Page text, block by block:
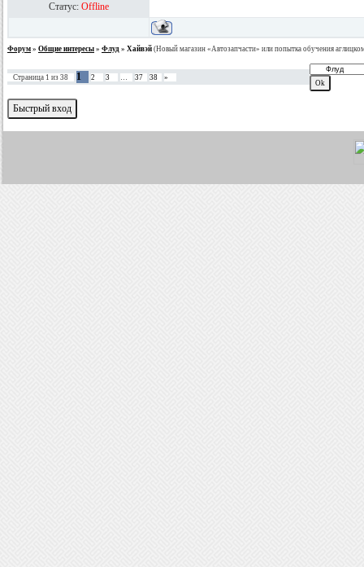
Статус: Offline
Форум » Общие интересы » Флуд » Хайвэй (Новый магазин «Автозапчасти» или попытка обучения
Страница 1 из 38 1 2 3 … 37 38 »